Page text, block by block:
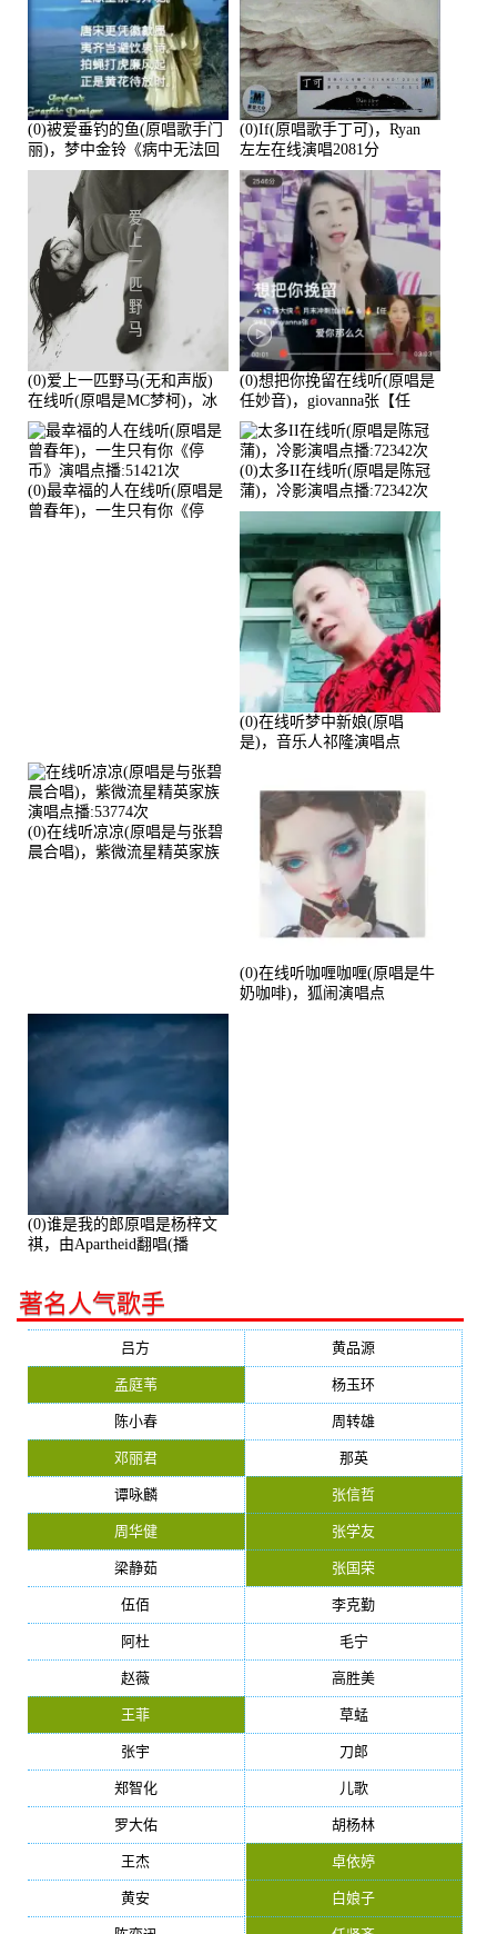
(0)被爱垂钓的鱼(原唱歌手门
丽)，梦中金铃《病中无法回
复大家》在线演唱3586分
(0)If(原唱歌手丁可)，Ryan
左左在线演唱2081分
(0)爱上一匹野马(无和声版)
在线听(原唱是MC梦柯)，冰
鑫Asce演唱点播:178815次
(0)想把你挽留在线听(原唱是
任妙音)，giovanna张【任
96】演唱点播:60173次
(0)最幸福的人在线听(原唱是
曾春年)，一生只有你《停
(0)太多II在线听(原唱是陈冠
蒲)，冷影演唱点播:72342次
(0)在线听梦中新娘(原唱
是)，音乐人祁隆演唱点
(0)在线听凉凉(原唱是与张碧
晨合唱)，紫微流星精英家族
(0)在线听咖喱咖喱(原唱是牛
奶咖啡)，狐闹演唱点
(0)谁是我的郎原唱是杨梓文
祺，由Apartheid翻唱(播
著名人气歌手
吕方 黄品源
孟庭苇 杨玉环
陈小春 周转雄
邓丽君 那英
谭咏麟 张信哲
周华健 张学友
梁静茹 张国荣
伍佰 李克勤
阿杜 毛宁
赵薇 高胜美
王菲 草蜢
张宇 刀郎
郑智化 儿歌
罗大佑 胡杨林
王杰 卓依婷
黄安 白娘子